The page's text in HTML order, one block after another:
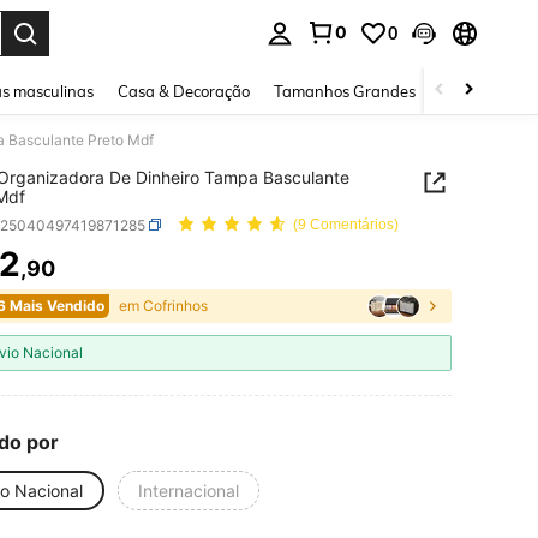
0 0
masculinas Casa & Decoração Tamanhos Grandes Joias e
Basculante Preto Mdf
De Dinheiro Tampa Basculante
(9 Comentários)
AND AVAILABILITY
,90
Mais Vendido em Cofrinhos
Nacional
por
Nacional Internacional